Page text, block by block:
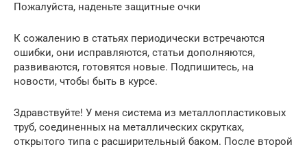
Пожалуйста, наденьте защитные очки
К сожалению в статьях периодически встречаются
ошибки, они исправляются, статьи дополняются,
развиваются, готовятся новые. Подпишитесь, на
новости, чтобы быть в курсе.
Здравствуйте! У меня система из металлопластиковых
труб, соединенных на металлических скрутках,
открытого типа с расширительный баком. После второй